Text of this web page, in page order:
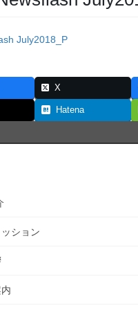
July2018_P
X
Hatena
ション